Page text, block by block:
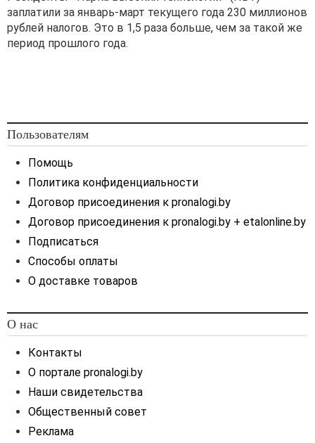
территорию Республики
Беларусь, в отношении
которого был уплачен
заплатили за январь-март текущего года 230 миллионов
рублей налогов. Это в 1,5 раза больше, чем за такой же
период прошлого года.
Пользователям
Помощь
Политика конфиденциальности
Договор присоединения к pronalogi.by
Договор присоединения к pronalogi.by + etalonline.by
Подписаться
Способы оплаты
О доставке товаров
О нас
Контакты
О портале pronalogi.by
Наши свидетельства
Общественный совет
Реклама